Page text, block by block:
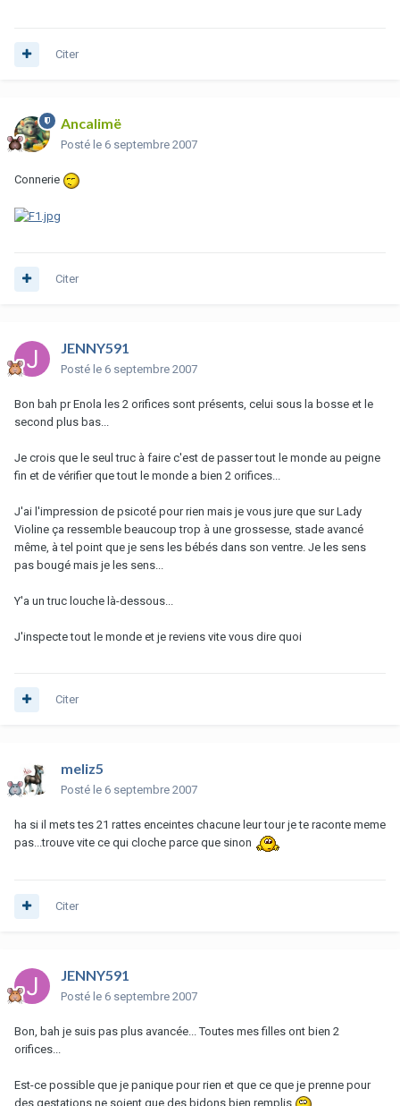
Citer
Ancalimë
Posté le 6 septembre 2007
Connerie
Citer
JENNY591
Posté le 6 septembre 2007
Bon bah pr Enola les 2 orifices sont présents, celui sous la bosse et le
second plus bas...
Je crois que le seul truc à faire c'est de passer tout le monde au peigne
fin et de vérifier que tout le monde a bien 2 orifices...
J'ai l'impression de psicoté pour rien mais je vous jure que sur Lady
Violine ça ressemble beaucoup trop à une grossesse, stade avancé
même, à tel point que je sens les bébés dans son ventre. Je les sens
pas bougé mais je les sens...
Y'a un truc louche là-dessous...
J'inspecte tout le monde et je reviens vite vous dire quoi
Citer
meliz5
Posté le 6 septembre 2007
ha si il mets tes 21 rattes enceintes chacune leur tour je te raconte meme
pas...trouve vite ce qui cloche parce que sinon
Citer
JENNY591
Posté le 6 septembre 2007
Bon, bah je suis pas plus avancée... Toutes mes filles ont bien 2
orifices...
Est-ce possible que je panique pour rien et que ce que je prenne pour
des gestations ne soient que des bidons bien remplis